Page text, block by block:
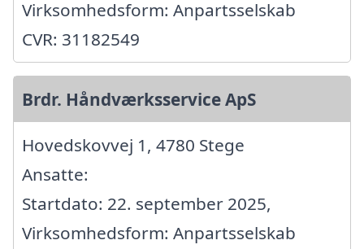
Virksomhedsform: Anpartsselskab
CVR: 31182549
Brdr. Håndværksservice ApS
Hovedskovvej 1, 4780 Stege
Ansatte:
Startdato: 22. september 2025,
Virksomhedsform: Anpartsselskab